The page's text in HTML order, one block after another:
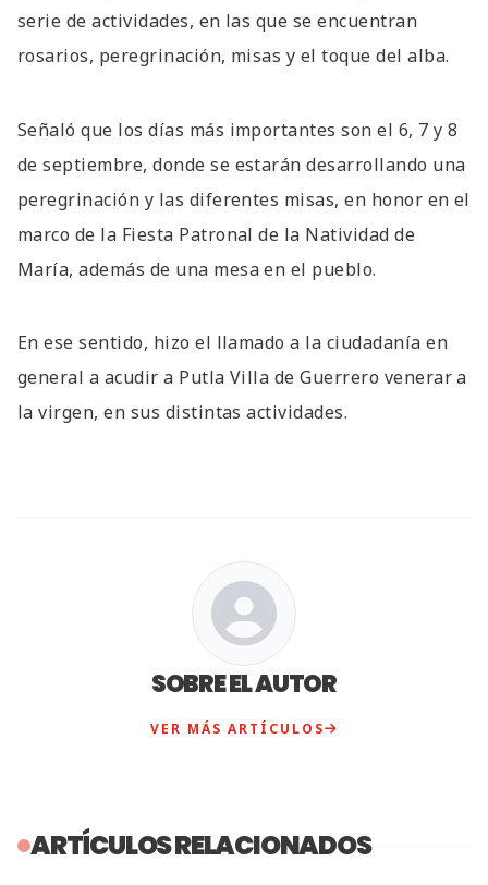
serie de actividades, en las que se encuentran
rosarios, peregrinación, misas y el toque del alba.
Señaló que los días más importantes son el 6, 7 y 8
de septiembre, donde se estarán desarrollando una
peregrinación y las diferentes misas, en honor en el
marco de la Fiesta Patronal de la Natividad de
María, además de una mesa en el pueblo.
En ese sentido, hizo el llamado a la ciudadanía en
general a acudir a Putla Villa de Guerrero venerar a
la virgen, en sus distintas actividades.
SOBRE EL AUTOR
VER MÁS ARTÍCULOS
ARTÍCULOS RELACIONADOS